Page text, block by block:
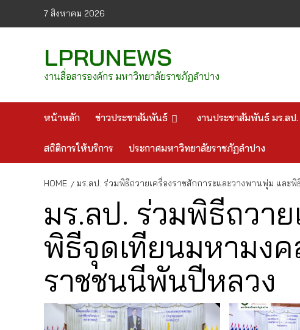
7 สิงหาคม 2026
LPRUNEWS
งานสื่อสารองค์กร มหาวิทยาลัยราชภัฏลำปาง
หน้าหลัก ข่าวประชาสัมพันธ์ งานประชาสัมพันธ์ มร.ลป.
สถิติการให้บริการ ประกาศมหาวิทยาลัยราชภัฏลำปาง
HOME มร.ลป. ร่วมพิธีถวายเครื่องราชสักการะและวางพานพุ่ม แล
มร.ลป. ร่วมพิธีถวา
พิธีจุดเทียนมหามง
ราชชนนีพันปีหลวง